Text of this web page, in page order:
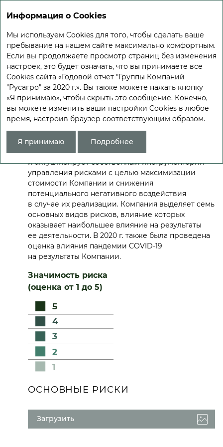
УПРАВЛЕНИЕ
РИСКАМИ
«Русагро» выделяет значительные ресурсы
для идентификации, оценки и учета рисков
в процессе принятия бизнес-решений. Компания
стремится соответствовать национальным
и международным стандартам риск-
менеджмента: на постоянной основе
осуществляет мониторинг рисков
и актуализирует собственный инструментарий
управления рисками с целью максимизации
стоимости Компании и снижения
потенциального негативного воздействия
в случае их реализации. Компания выделяет семь
основных видов рисков, влияние которых
оказывает наибольшее влияние на результаты
ее деятельности. В 2020 г. также была проведена
оценка влияния пандемии COVID-19
на результаты Компании.
Значимость риска
(оценка от 1 до 5)
5
4
3
2
1
ОСНОВНЫЕ РИСКИ
Загрузить
Информация о Cookies
Мы используем Cookies для того, чтобы сделать ваше
пребывание на нашем сайте максимально комфортным.
Если вы продолжаете просмотр страниц без изменения
настроек, это будет означать, что вы принимаете все
Cookies сайта «Годовой отчет "Группы Компаний
"Русагро" за 2020 г.». Вы также можете нажать кнопку
«Я принимаю», чтобы скрыть это сообщение. Конечно,
вы можете изменить ваши настройки Cookies в любое
время, настроив браузер соответствующим образом.
Я принимаю Подробнее